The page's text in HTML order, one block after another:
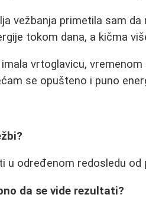
vežbanja primetila sam
tokom dana, a kičma
vrtoglavicu, vremenom
se opušteno i puno
u određenom redosledu od
da se vide rezultati?